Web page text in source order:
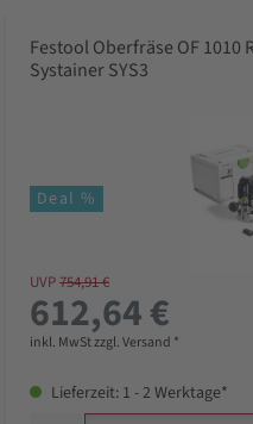
Festool Oberfräse OF 1010
Systainer SYS3
Deal %
UVP754,91 €
612,64 €
inkl. MwSt zzgl. Versand *
Lieferzeit: 1 - 2 Werktage*